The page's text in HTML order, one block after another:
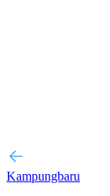
Kampungbaru